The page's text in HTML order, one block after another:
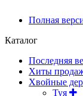
Полная
Каталог
Последняя
Хиты
Хвойные
Туя